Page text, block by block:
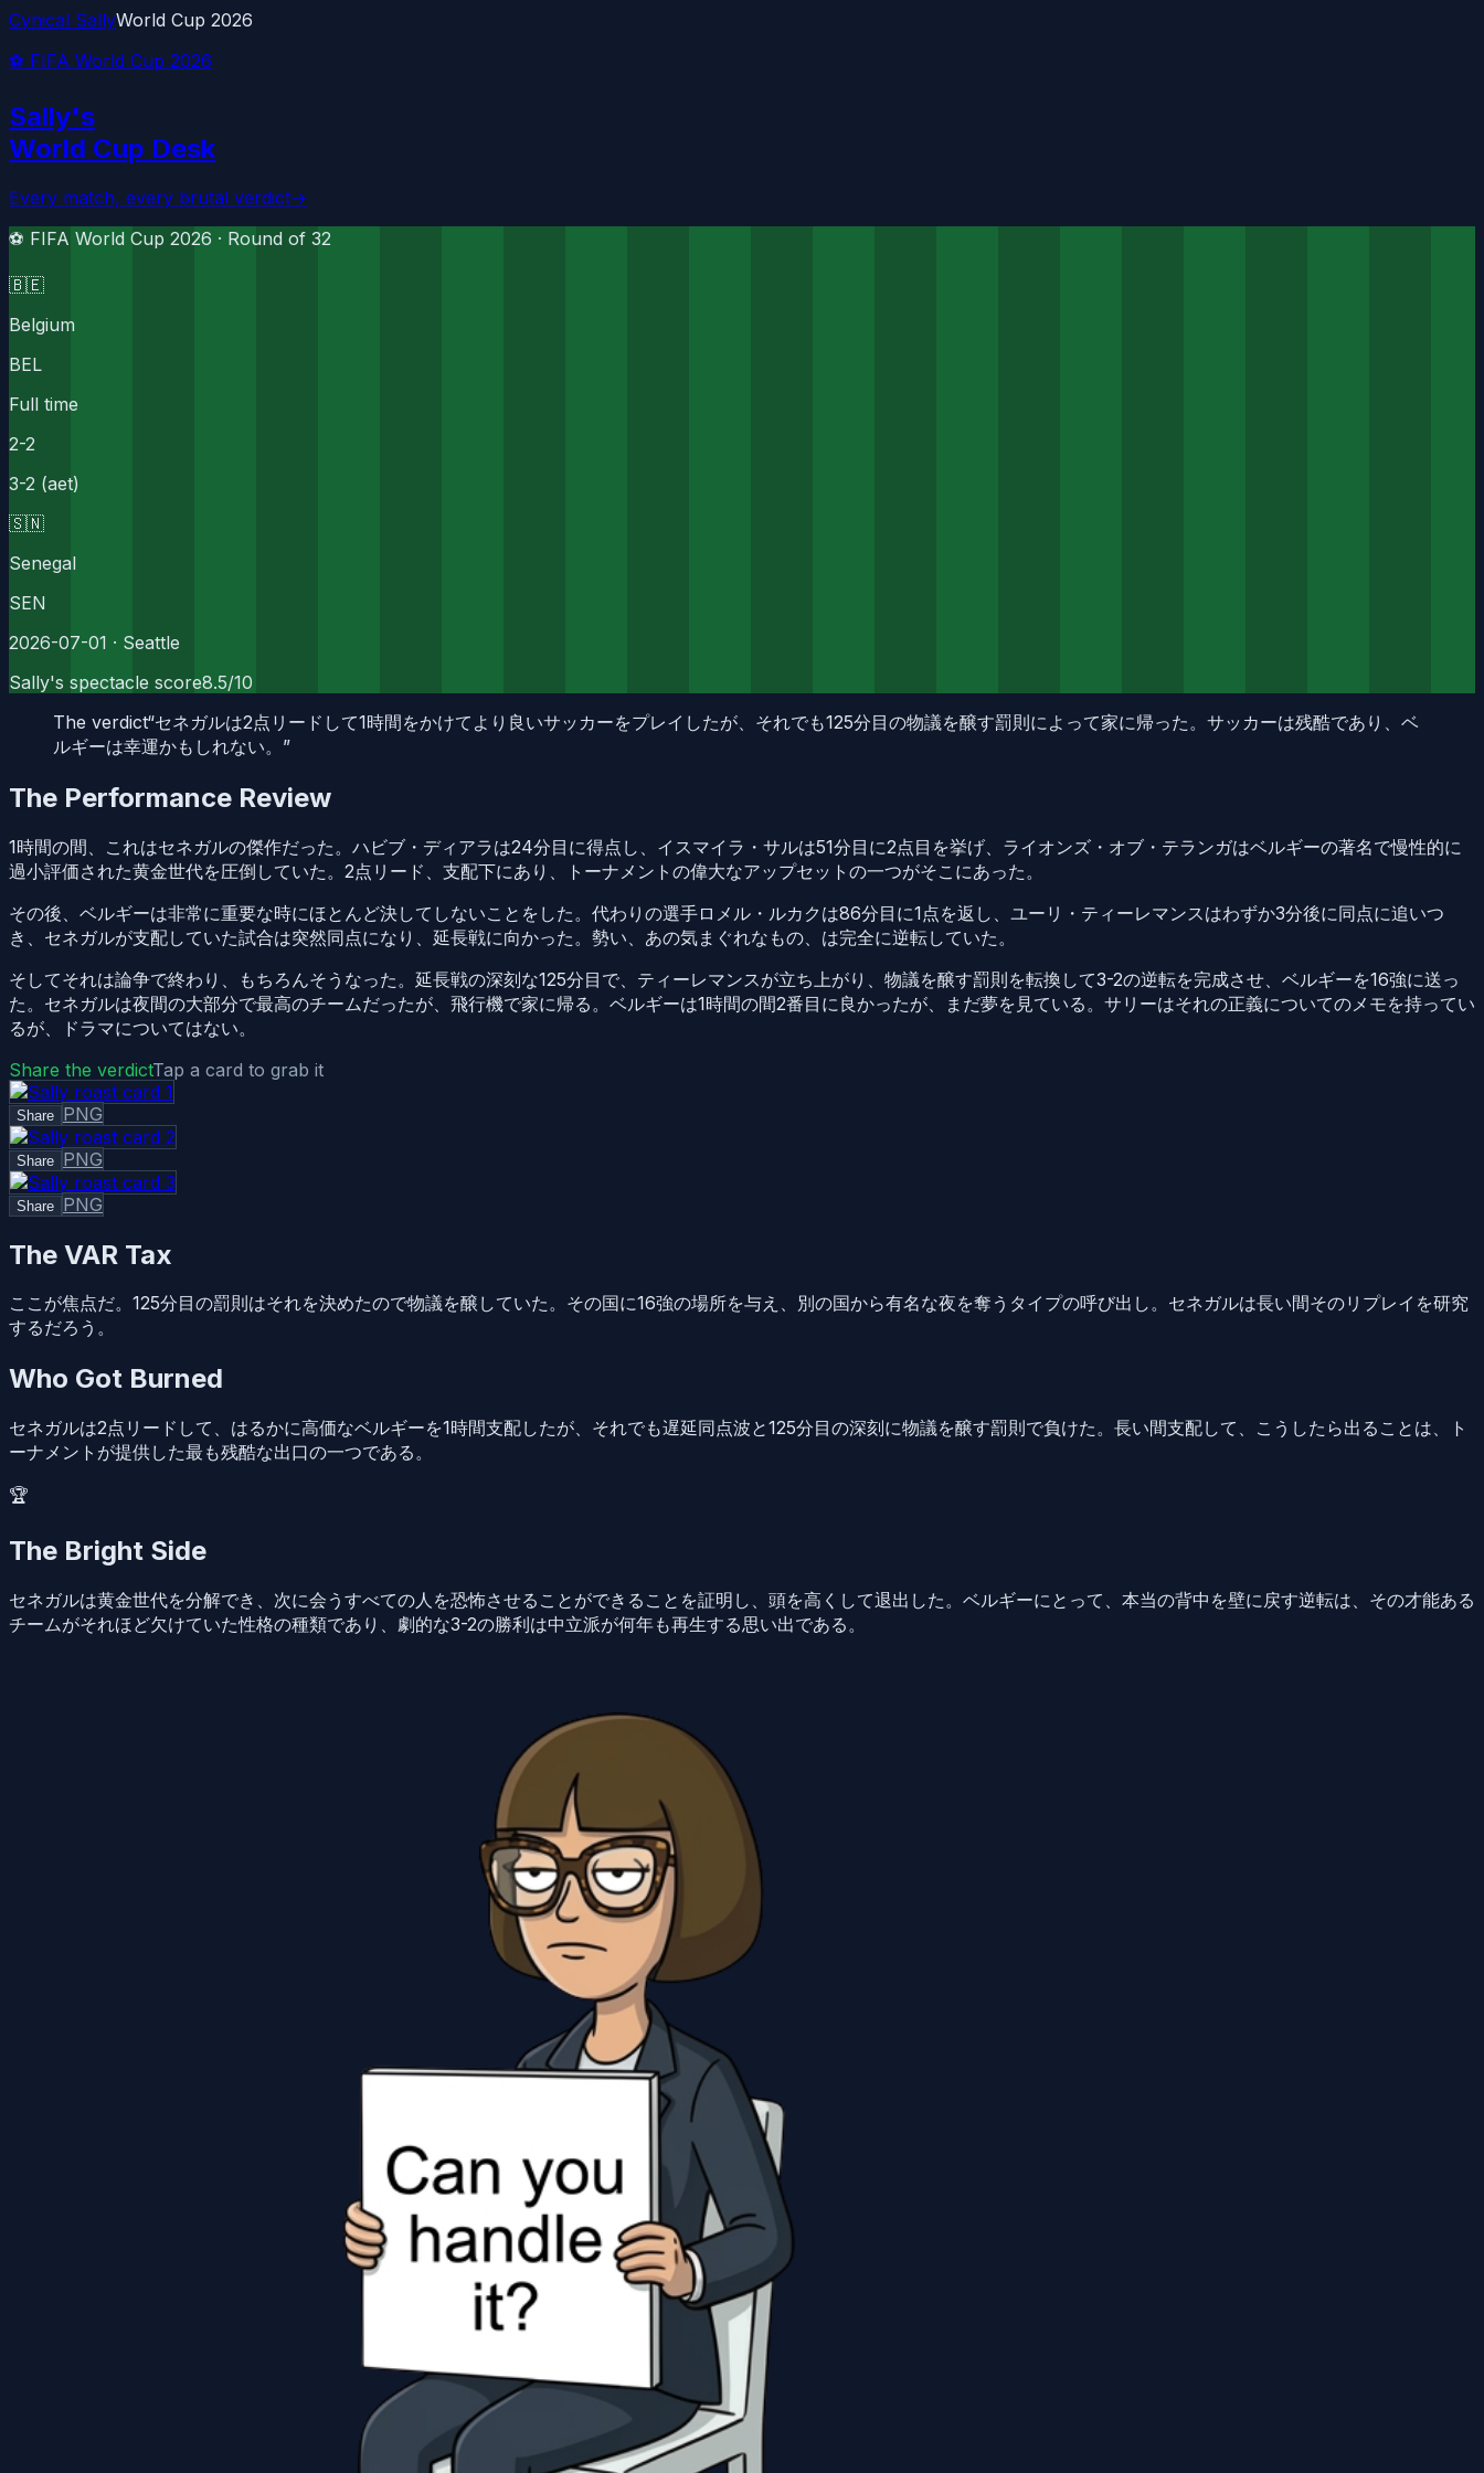
Cynical SallyWorld Cup 2026
⚽ FIFA World Cup 2026
Sally's
World Cup Desk
Every match, every brutal verdict→
⚽ FIFA World Cup 2026 · Round of 32
🇧🇪
Belgium
BEL
Full time
2-2
3-2 (aet)
🇸🇳
Senegal
SEN
2026-07-01 · Seattle
Sally's spectacle score8.5/10
The verdict“セネガルは2点リードして1時間をかけてより良いサッカーをプレイしたが、それでも125分目の物議を醸す罰則によって家に帰った。サッカーは残酷であり、ベ
ルギーは幸運かもしれない。 ”
The Performance Review
1時間の間、これはセネガルの傑作だった。ハビブ・ディアラは24分目に得点し、イスマイラ・サルは51分目に2点目を挙げ、ライオンズ・オブ・テランガはベルギーの著名で慢性的に
過小評価された黄金世代を圧倒していた。2点リード、支配下にあり、トーナメントの偉大なアップセットの一つがそこにあった。
その後、ベルギーは非常に重要な時にほとんど決してしないことをした。代わりの選手ロメル・ルカクは86分目に1点を返し、ユーリ・ティーレマンスはわずか3分後に同点に追いつ
き、セネガルが支配していた試合は突然同点になり、延長戦に向かった。勢い、あの気まぐれなもの、は完全に逆転していた。
そしてそれは論争で終わり、もちろんそうなった。延長戦の深刻な125分目で、ティーレマンスが立ち上がり、物議を醸す罰則を転換して3-2の逆転を完成させ、ベルギーを16強に送っ
た。セネガルは夜間の大部分で最高のチームだったが、飛行機で家に帰る。ベルギーは1時間の間2番目に良かったが、まだ夢を見ている。サリーはそれの正義についてのメモを持ってい
るが、ドラマについてはない。
Share the verdictTap a card to grab it
Share PNG
Share PNG
Share PNG
The VAR Tax
ここが焦点だ。125分目の罰則はそれを決めたので物議を醸していた。その国に16強の場所を与え、別の国から有名な夜を奪うタイプの呼び出し。セネガルは長い間そのリプレイを研究
するだろう。
Who Got Burned
セネガルは2点リードして、はるかに高価なベルギーを1時間支配したが、それでも遅延同点波と125分目の深刻に物議を醸す罰則で負けた。長い間支配して、こうしたら出ることは、ト
ーナメントが提供した最も残酷な出口の一つである。
🏆
The Bright Side
セネガルは黄金世代を分解でき、次に会うすべての人を恐怖させることができることを証明し、頭を高くして退出した。ベルギーにとって、本当の背中を壁に戻す逆転は、その才能ある
チームがそれほど欠けていた性格の種類であり、劇的な3-2の勝利は中立派が何年も再生する思い出である。